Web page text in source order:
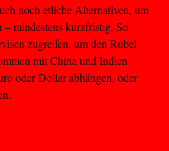
noch etliche Alternativen, um
mindestens kurzfristig. So
zugreifen, um den Rubel
mit China und Indien
oder Dollar abhängen, oder